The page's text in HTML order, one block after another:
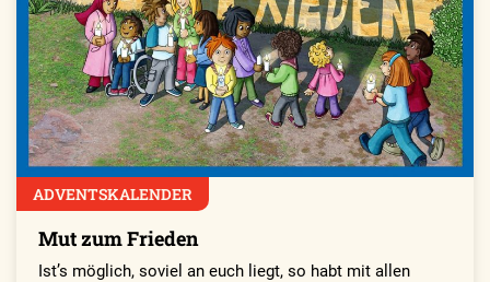
ADVENTSKALENDER
Mut zum Frieden
Ist’s möglich, soviel an euch liegt, so habt mit allen